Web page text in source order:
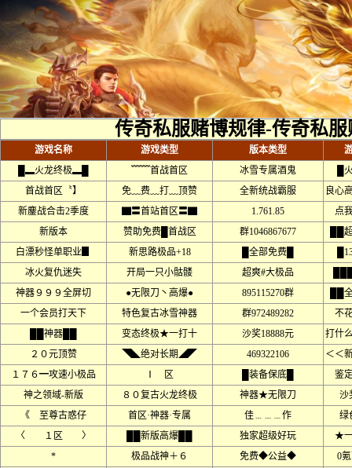
传奇私服赌博规律-传奇私
游戏名称 游戏类型 版本类型
█▂火龙终极▂█
﹌﹌首战首区 冰雪专属酒鬼
█
首战首区〝】
免﹏费﹏打﹏顶赞 全新统战霸服
良心
新鏖战合击2季度
▇〓首站首区〓▇ 1.761.85
点
新版本
赞助免费█首战区 群1046867677
██
白漂秒怪单职业▊
新思路极品+18 █全部免费█
冰火复仇迷失
开局一只小骷髅 超爽#大极品
神器９９９全屏切
●无限刀丶高爆● 895115270群
██
一个会员打天下
特色复古冰雪神器 群972489282
不
██神器██
变态终极★一打十 沙奖18888元
打什
２０元顶赞
◥◣绝对长期◢◤ 469322106
＜＜
１７６━攻速小极品
Ⅰ 区 █装备保底█
鉴
神之领域-新版
８０复古火龙终极 神器★无限刀
沙
《 至尊古惑仔
首区·神器·专属 佳﹍﹍﹍作
绿
〈 １区 〉
██新版高爆██ 独家超级好玩
★
*
极品战神＋６ 免费◆公益◆
0